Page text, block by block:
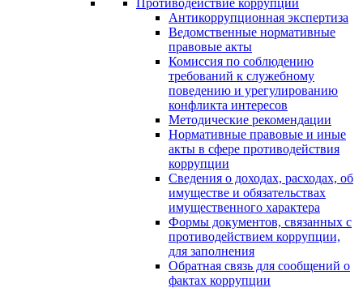
Противодействие коррупции
Антикоррупционная экспертиза
Ведомственные нормативные
правовые акты
Комиссия по соблюдению
требований к служебному
поведению и урегулированию
конфликта интересов
Методические рекомендации
Нормативные правовые и иные
акты в сфере противодействия
коррупции
Сведения о доходах, расходах, об
имуществе и обязательствах
имущественного характера
Формы документов, связанных с
противодействием коррупции,
для заполнения
Обратная связь для сообщений о
фактах коррупции